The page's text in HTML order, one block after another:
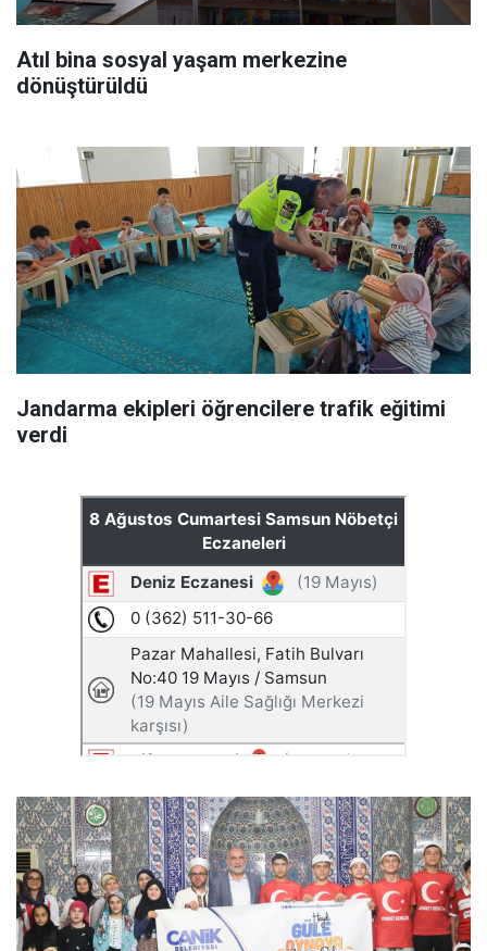
Atıl bina sosyal yaşam merkezine
dönüştürüldü
Jandarma ekipleri öğrencilere trafik eğitimi
verdi